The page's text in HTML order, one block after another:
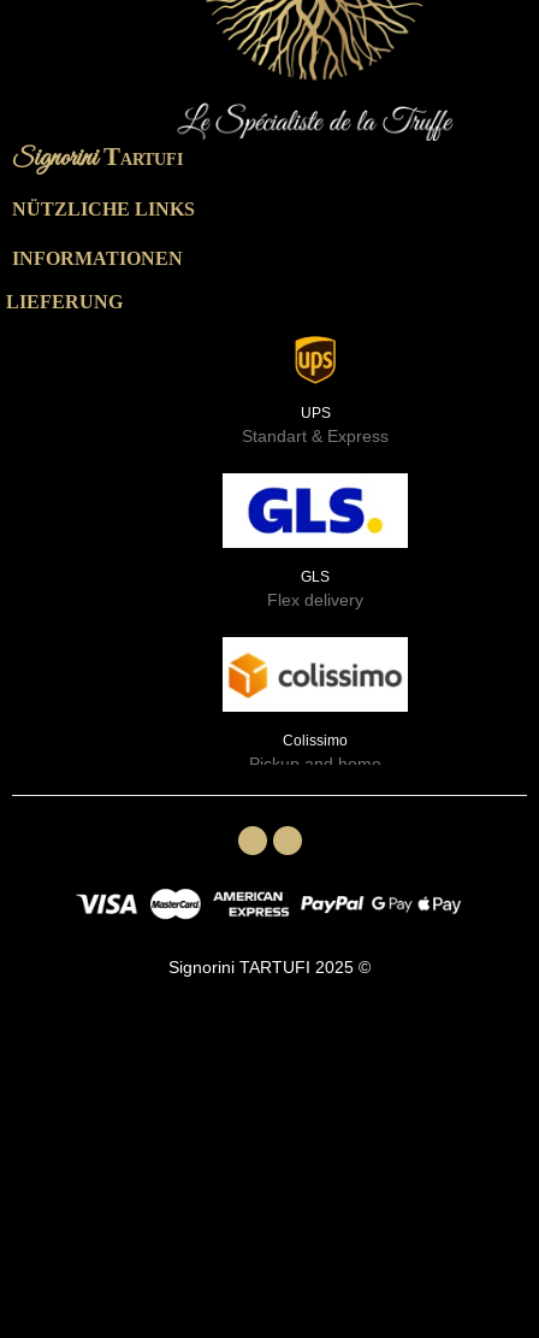
SignoriniTARTUFI
NÜTZLICHE LINKS
INFORMATIONEN
LIEFERUNG
UPS
Standart & Express
GLS
Flex delivery
Colissimo
Pickup and home
Signorini TARTUFI 2025 ©